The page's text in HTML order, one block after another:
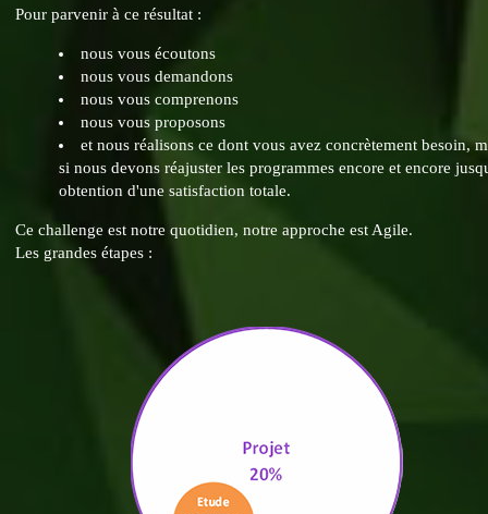
Pour parvenir à ce résultat :
nous vous écoutons
nous vous demandons
nous vous comprenons
nous vous proposons
et nous réalisons ce dont vous avez concrètement besoin,
si nous devons réajuster les programmes encore et encore
obtention d'une satisfaction totale.
Ce challenge est notre quotidien, notre approche est Agile.
Les grandes étapes :